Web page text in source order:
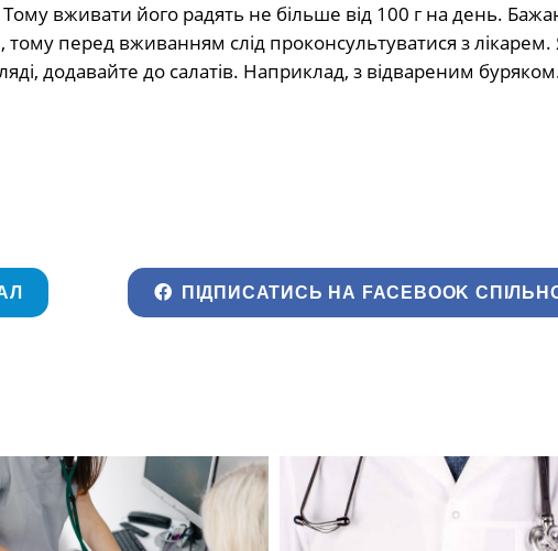
вживати його радять не більше від 100 г на день.
перед вживанням слід проконсультуватися з
додавайте до салатів. Наприклад, з відвареним
ПІДПИСАТИСЬ НА FACEBOOK